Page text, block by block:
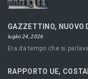
GAZZETTINO, NUOVO
luglio 24, 2026
Era da tempo che si